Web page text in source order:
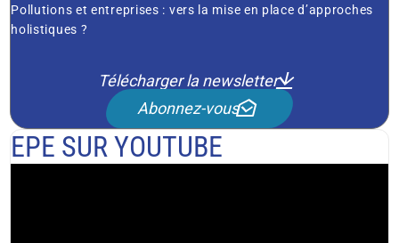
Pollutions et entreprises : vers la mise en place d’approches
holistiques ?
Télécharger la newsletter
Abonnez-vous
EPE SUR YOUTUBE